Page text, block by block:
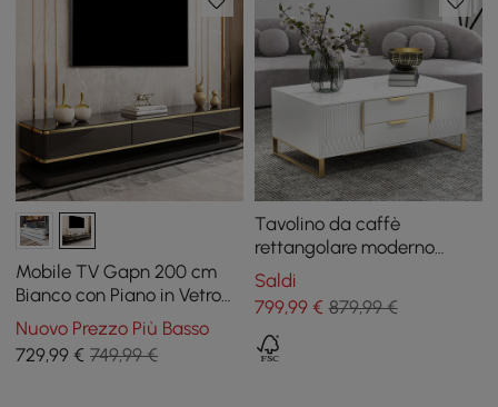
Mobile TV Gapn 200 cm
Bianco con Piano in Vetro
Temperato e 3 Cassetti
Nuovo Prezzo Più Basso
729,99 € 749,99 €
Tavolino da caffè
rettangolare moderno
bianco Aro con cassetti e
ante in oro
Saldi
799,99€ 879,99 €